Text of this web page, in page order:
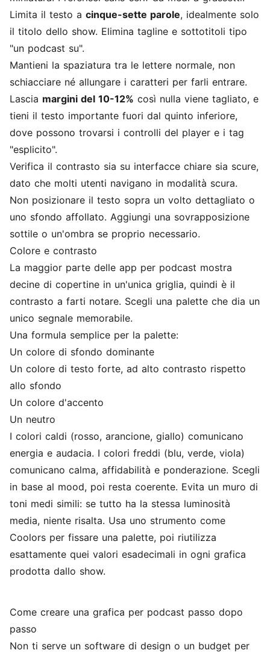
Limita il testo a cinque-sette parole, idealmente solo
il titolo dello show. Elimina tagline e sottotitoli tipo
"un podcast su".
Mantieni la spaziatura tra le lettere normale, non
schiacciare né allungare i caratteri per farli entrare.
Lascia margini del 10-12% così nulla viene tagliato, e
tieni il testo importante fuori dal quinto inferiore,
dove possono trovarsi i controlli del player e i tag
"esplicito".
Verifica il contrasto sia su interfacce chiare sia scure,
dato che molti utenti navigano in modalità scura.
Non posizionare il testo sopra un volto dettagliato o
uno sfondo affollato. Aggiungi una sovrapposizione
sottile o un'ombra se proprio necessario.
Colore e contrasto
La maggior parte delle app per podcast mostra
decine di copertine in un'unica griglia, quindi è il
contrasto a farti notare. Scegli una palette che dia un
unico segnale memorabile.
Una formula semplice per la palette:
Un colore di sfondo dominante
Un colore di testo forte, ad alto contrasto rispetto
allo sfondo
Un colore d'accento
Un neutro
I colori caldi (rosso, arancione, giallo) comunicano
energia e audacia. I colori freddi (blu, verde, viola)
comunicano calma, affidabilità e ponderazione. Scegli
in base al mood, poi resta coerente. Evita un muro di
toni medi simili: se tutto ha la stessa luminosità
media, niente risalta. Usa uno strumento come
Coolors per fissare una palette, poi riutilizza
esattamente quei valori esadecimali in ogni grafica
prodotta dallo show.
Come creare una grafica per podcast passo dopo
passo
Non ti serve un software di design o un budget per